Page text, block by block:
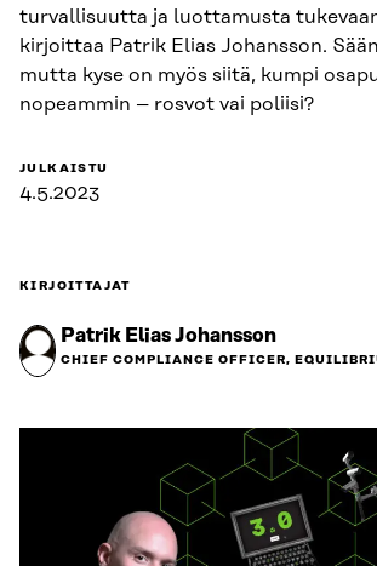
turvallisuutta ja luottamusta
kirjoittaa Patrik Elias Johansson.
mutta kyse on myös siitä, kumpi
nopeammin – rosvot vai poliisi?
JULKAISTU
4.5.2023
KIRJOITTAJAT
Patrik Elias Johansson
CHIEF COMPLIANCE OFFICER,